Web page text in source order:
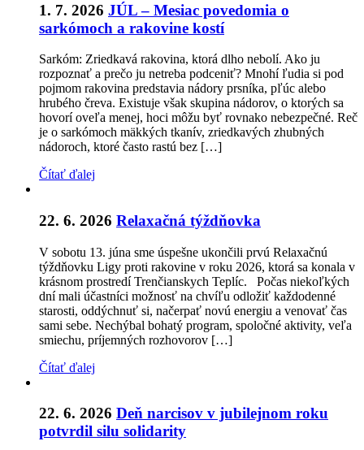
1. 7. 2026 JÚL – Mesiac povedomia o
sarkómoch a rakovine kostí
Sarkóm: Zriedkavá rakovina, ktorá dlho nebolí. Ako ju
rozpoznať a prečo ju netreba podceniť? Mnohí ľudia si pod
pojmom rakovina predstavia nádory prsníka, pľúc alebo
hrubého čreva. Existuje však skupina nádorov, o ktorých sa
hovorí oveľa menej, hoci môžu byť rovnako nebezpečné. Reč
je o sarkómoch mäkkých tkanív, zriedkavých zhubných
nádoroch, ktoré často rastú bez […]
Čítať ďalej
22. 6. 2026 Relaxačná týždňovka
V sobotu 13. júna sme úspešne ukončili prvú Relaxačnú
týždňovku Ligy proti rakovine v roku 2026, ktorá sa konala v
krásnom prostredí Trenčianskych Teplíc. Počas niekoľkých
dní mali účastníci možnosť na chvíľu odložiť každodenné
starosti, oddýchnuť si, načerpať novú energiu a venovať čas
sami sebe. Nechýbal bohatý program, spoločné aktivity, veľa
smiechu, príjemných rozhovorov […]
Čítať ďalej
22. 6. 2026 Deň narcisov v jubilejnom roku
potvrdil silu solidarity